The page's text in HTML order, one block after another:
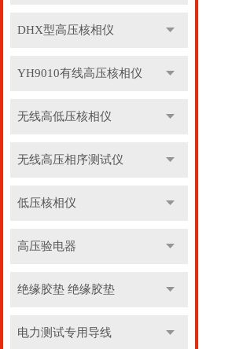
DHX型高压核相仪
YH9010有线高压核相仪
无线高低压核相仪
无线高压相序测试仪
低压核相仪
高压验电器
绝缘胶垫 绝缘胶垫
电力测试专用导线